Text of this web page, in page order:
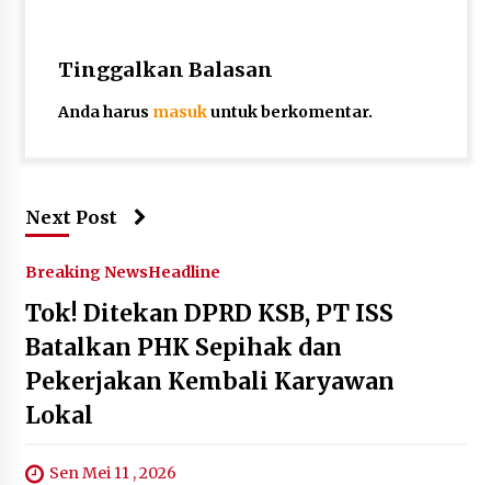
Tinggalkan Balasan
Anda harus masukuntuk berkomentar.
Next Post
Breaking NewsHeadline
Tok! Ditekan DPRD KSB, PT ISS
Batalkan PHK Sepihak dan
Pekerjakan Kembali Karyawan
Lokal
Sen Mei 11 , 2026